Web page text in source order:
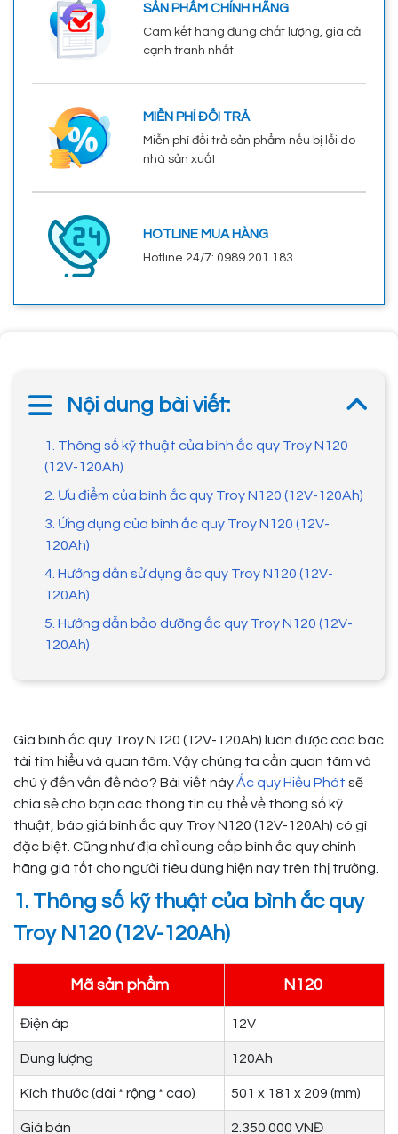
SẢN PHẨM CHÍNH HÃNG
Cam kết hàng đúng chất lượng, giá cả
cạnh tranh nhất
MIỄN PHÍ ĐỔI TRẢ
Miễn phí đổi trả sản phẩm nếu bị lỗi do
nhà sản xuất
HOTLINE MUA HÀNG
Hotline 24/7: 0989 201 183
Nội dung bài viết:
1. Thông số kỹ thuật của bình ắc quy Troy N120
(12V-120Ah)
2. Ưu điểm của bình ắc quy Troy N120 (12V-120Ah)
3. Ứng dụng của bình ắc quy Troy N120 (12V-
120Ah)
4. Hướng dẫn sử dụng ắc quy Troy N120 (12V-
120Ah)
5. Hướng dẫn bảo dưỡng ắc quy Troy N120 (12V-
120Ah)
Giá bình ắc quy Troy N120 (12V-120Ah) luôn được các bác
tài tìm hiểu và quan tâm. Vậy chúng ta cần quan tâm và
chú ý đến vấn đề nào? Bài viết nàyẮc quy Hiếu Phát sẽ
chia sẻ cho bạn các thông tin cụ thể về thông số kỹ
thuật, báo giá bình ắc quy Troy N120 (12V-120Ah) có gì
đặc biệt. Cũng như địa chỉ cung cấp bình ắc quy chính
hãng giá tốt cho người tiêu dùng hiện nay trên thị trường.
1. Thông số kỹ thuật của bình ắc quy
Troy N120 (12V-120Ah)
Mã sản phẩm N120
Điện áp 12V
Dung lượng 120Ah
Kích thước (dài * rộng * cao) 501 x 181 x 209 (mm)
Giá bán 2.350.000 VNĐ